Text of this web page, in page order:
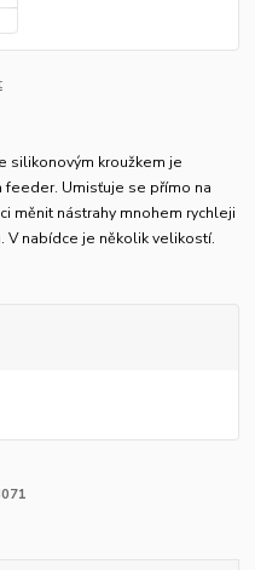
silikonovým kroužkem je
feeder. Umisťuje se přímo na
měnit nástrahy mnohem rychleji
V nabídce je několik velikostí.